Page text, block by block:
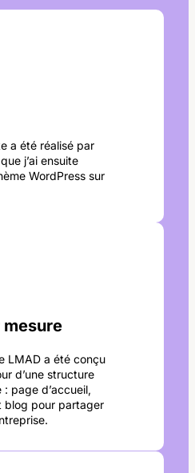
a été réalisé par
j’ai ensuite
WordPress sur
mesure
LMAD a été conçu
d’une structure
page d’accueil,
blog pour partager